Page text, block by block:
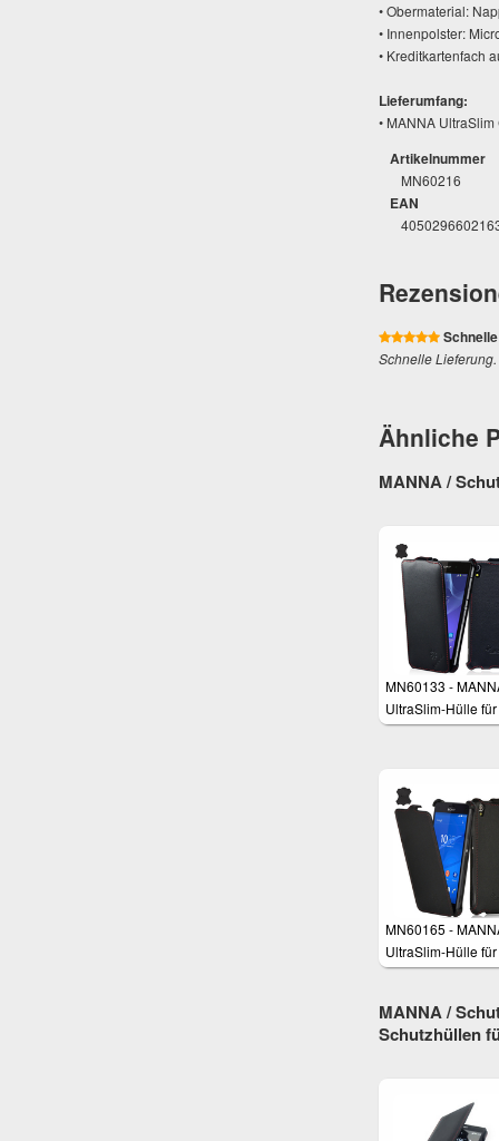
• Obermaterial:
• Innenpolster:
• Kreditkartenfach
Lieferumfang:
• MANNA
Artikelnummer
MN60216
EAN
Schnelle
Ähnliche
MANNA /
MN60133 -
UltraSlim-Hülle
Xperia Z2
MN60165 -
UltraSlim-Hülle
Xperia Z3, Z3+
MANNA /
Schutzhüllen